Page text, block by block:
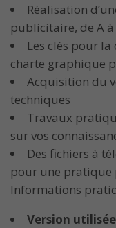
Réalisation
publicitaire, de A à
Les clés pour
charte graphique
Acquisition du
techniques
Travaux
sur vos
Des fichiers à
pour une pratique
Informations
Version